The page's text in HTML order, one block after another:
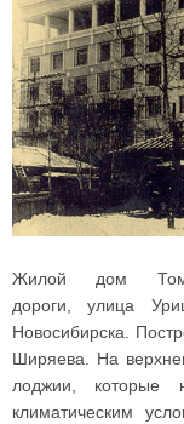
Жилой дом
дороги, улица
Новосибирска.
Ширяева. На
лоджии, которые
климатическим